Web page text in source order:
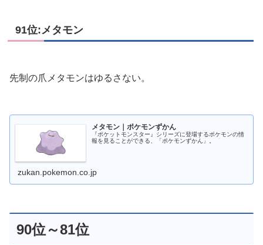
91位:メタモン
先制の爪メタモンはゆるさない。
メタモン｜ポケモンずかん
『ポケットモンスター』シリーズに登場するポケモンの情
報を見ることができる、「ポケモンずかん」。
zukan.pokemon.co.jp
90位～81位